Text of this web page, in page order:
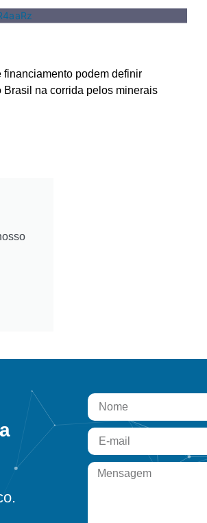
financiamento podem definir
Brasil na corrida pelos minerais